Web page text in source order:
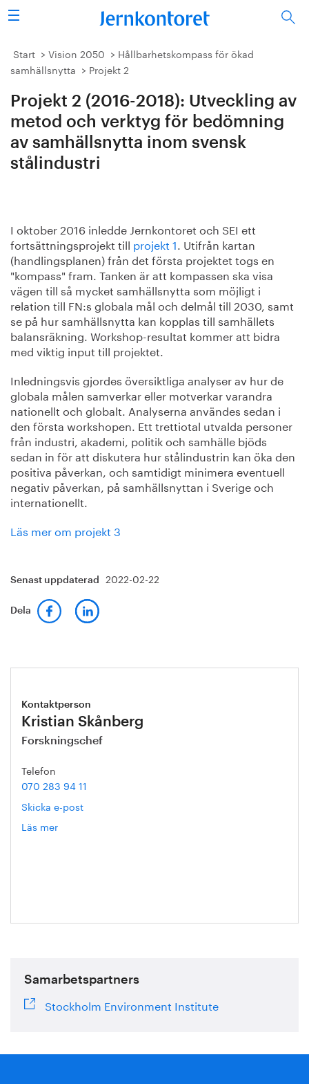
Sök
Stålindustrin
Forskning/utbildning
Energi/miljö
Publicerat
Bildbank
Om oss
Start Vision 2050
Hållbarhetskompass för ökad
samhällsnytta
Projekt 2
Projekt 2 (2016-2018): Utveckling av
metod och verktyg för bedömning
av samhällsnytta inom svensk
stålindustri
I oktober 2016 inledde Jernkontoret och SEI ett
fortsättningsprojekt till projekt 1. Utifrån kartan
(handlingsplanen) från det första projektet togs en
"kompass" fram. Tanken är att kompassen ska visa
vägen till så mycket samhällsnytta som möjligt i
relation till FN:s globala mål och delmål till 2030, samt
se på hur samhällsnytta kan kopplas till samhällets
balansräkning. Workshop-resultat kommer att bidra
med viktig input till projektet.
Inledningsvis gjordes översiktliga analyser av hur de
globala målen samverkar eller motverkar varandra
nationellt och globalt. Analyserna användes sedan i
den första workshopen. Ett trettiotal utvalda personer
från industri, akademi, politik och samhälle bjöds
sedan in för att diskutera hur stålindustrin kan öka den
positiva påverkan, och samtidigt minimera eventuell
negativ påverkan, på samhällsnyttan i Sverige och
internationellt.
Läs mer om projekt 3
Senast uppdaterad 2022-02-22
Dela
Kontaktperson
Kristian Skånberg
Forskningschef
Telefon
070 283 94 11
Skicka e-post
Läs mer
Samarbetspartners
Stockholm Environment Institute